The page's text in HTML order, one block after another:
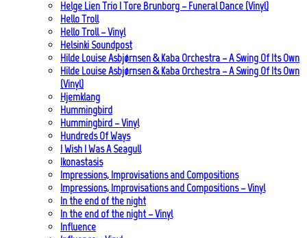
Helge Lien Trio | Tore Brunborg – Funeral Dance (Vinyl)
Hello Troll
Hello Troll – Vinyl
Helsinki Soundpost
Hilde Louise Asbjørnsen & Kaba Orchestra – A Swing Of Its Own
Hilde Louise Asbjørnsen & Kaba Orchestra – A Swing Of Its Own
(Vinyl)
Hjemklang
Hummingbird
Hummingbird – Vinyl
Hundreds Of Ways
I Wish I Was A Seagull
Ikonastasis
Impressions, Improvisations and Compositions
Impressions, Improvisations and Compositions – Vinyl
In the end of the night
In the end of the night – Vinyl
Influence